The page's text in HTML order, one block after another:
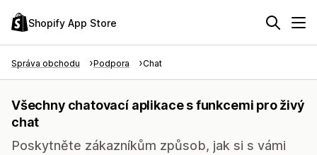
Shopify App Store
Správa obchodu Podpora Chat
Všechny chatovací aplikace s funkcemi pro živý
chat
Poskytněte zákazníkům způsob, jak si s vámi